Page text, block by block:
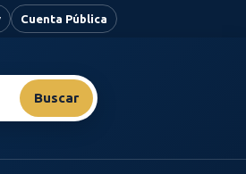
Cuenta Pública
Buscar